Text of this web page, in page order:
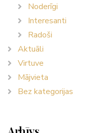
Noderīgi
Interesanti
Radoši
Aktuāli
Virtuve
Mājvieta
Bez kategorijas